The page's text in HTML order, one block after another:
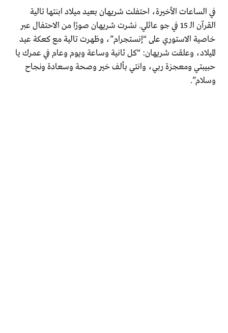
في الساعات الأخيرة، احتفلت شريهان بعيد ميلاد ابنتها تالية
القرآن الـ 15 في جو عائلي. نشرت شريهان صورًا من الاحتفال عبر
خاصية الاستوري على “إنستجرام”، وظهرت تالية مع كعكة عيد
الميلاد، وعلقت شريهان: “كل ثانية وساعة ويوم وعام في عمرك يا
حبيبتي ومعجزة ربي، وانتي بألف خير وصحة وسعادة ونجاح
وسلام”.